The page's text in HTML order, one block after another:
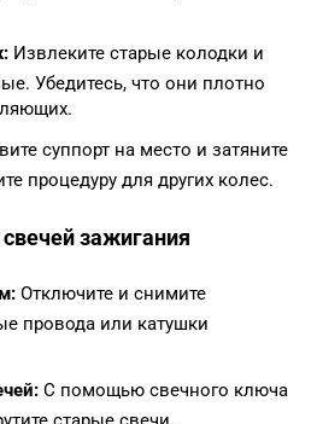
Извлеките старые колодки и
Убедитесь, что они плотно
суппорт на место и затяните
процедуру для других колес.
зажигания
Отключите и снимите
провода или катушки
С помощью свечного ключа